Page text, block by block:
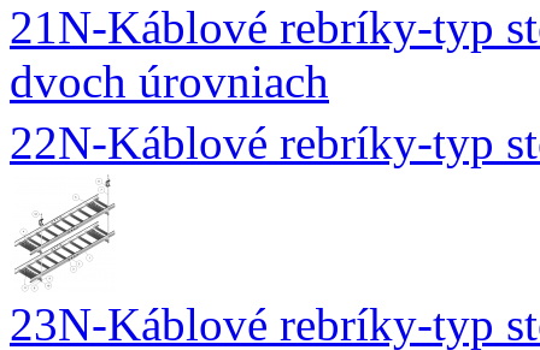
21N-Káblové rebríky-typ
dvoch úrovniach
22N-Káblové rebríky-typ
23N-Káblové rebríky-typ